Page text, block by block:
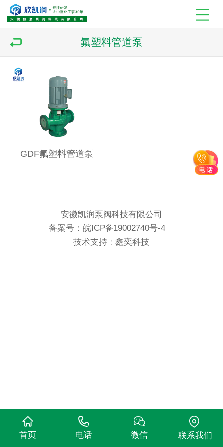
氟塑料管道泵
GDF氟塑料管道泵
安徽凯润泵阀科技有限公司
备案号：皖ICP备19002740号-4
技术支持：鑫奕科技
首页 电话 微信 联系我们